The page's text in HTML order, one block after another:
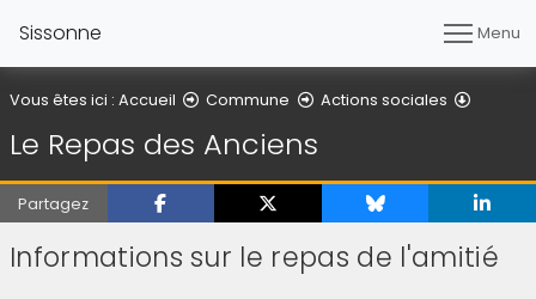
Sissonne Menu
Vous êtes ici : Accueil Commune Actions sociales
Le Repas des Anciens
Partagez
Informations sur le repas de l'amitié